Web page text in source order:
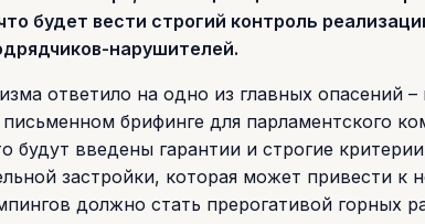
будет вести строгий контроль
нарушителей.
ответило на одно из главных опасений –
брифинге для парламентского
будут введены гарантии и строгие
застройки, которая может привести к
должно стать прерогативой горных